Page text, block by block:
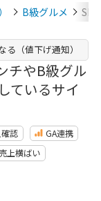
B級グルメ
チやB級グル
ているサイ
る（値下げ通知）
認
GA連携
売上横ばい